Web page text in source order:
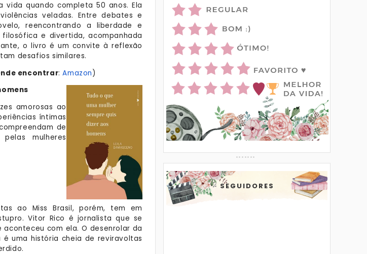
vida quando completa 50 anos. Ela
veladas. Entre debates e
reencontrando a liberdade e
e divertida, acompanhada
o livro é um convite à reflexão
desafios similares.
encontrar:Amazon)
amorosas ao
íntimas
de
mulheres
ao Miss Brasil, porém, tem em
Vitor Rico é jornalista que se
com ela. O desenrolar da
uma história cheia de reviravoltas
SEGUIDORES